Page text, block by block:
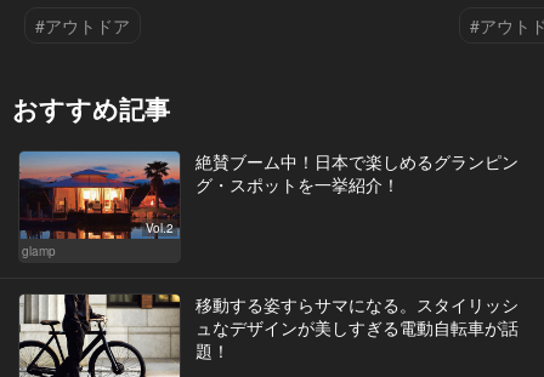
#アウトドア #アウト
おすすめ記事
Vol.2
glamp
絶賛ブーム中！日本で楽しめるグランピン
グ・スポットを一挙紹介！
移動する姿すらサマになる。スタイリッシ
ュなデザインが美しすぎる電動自転車が話
題！